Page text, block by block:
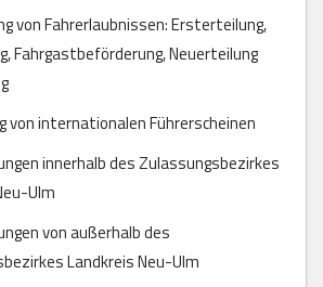
von Fahrerlaubnissen: Ersterteilung,
Fahrgastbeförderung, Neuerteilung
von internationalen Führerscheinen
innerhalb des Zulassungsbezirkes
Ulm
von außerhalb des
Landkreis Neu-Ulm